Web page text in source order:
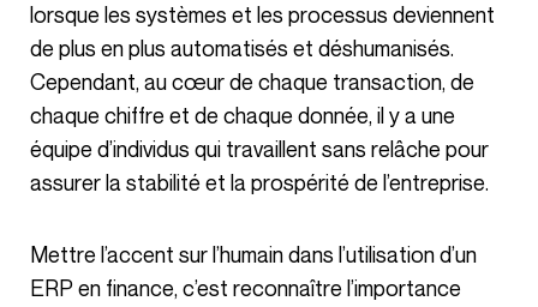
lorsque les systèmes et les processus deviennent
de plus en plus automatisés et déshumanisés.
Cependant, au cœur de chaque transaction, de
chaque chiffre et de chaque donnée, il y a une
équipe d’individus qui travaillent sans relâche pour
assurer la stabilité et la prospérité de l’entreprise.
Mettre l’accent sur l’humain dans l’utilisation d’un
ERP en finance, c’est reconnaître l’importance